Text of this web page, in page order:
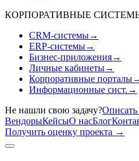
КОРПОРАТИВНЫЕ
CRM-системы→
ERP-системы→
Бизнес-приложения→
Личные кабинеты→
Корпоративные порталы
Информационные сист. →
Не нашли свою задачу?
ВендорыКейсыО насБлог
Получить оценку проекта →